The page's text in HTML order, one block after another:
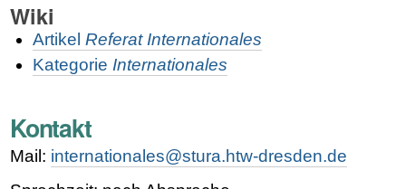
Wiki
ArtikelReferat Internationales
KategorieInternationales
Kontakt
Mail: internationales@stura.htw-dresden.de